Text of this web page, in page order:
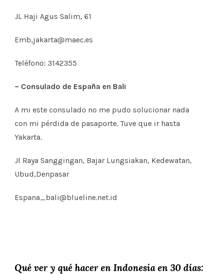
JL Haji Agus Salim, 61
Emb,jakarta@maec.es
Teléfono: 3142355
– Consulado de España en Bali
A mi este consulado no me pudo solucionar nada
con mi pérdida de pasaporte. Tuve que ir hasta
Yakarta.
Jl Raya Sanggingan, Bajar Lungsiakan, Kedewatan,
Ubud,Denpasar
Espana_bali@blueline.net.id
Qué ver y qué hacer en Indonesia en 30 días: